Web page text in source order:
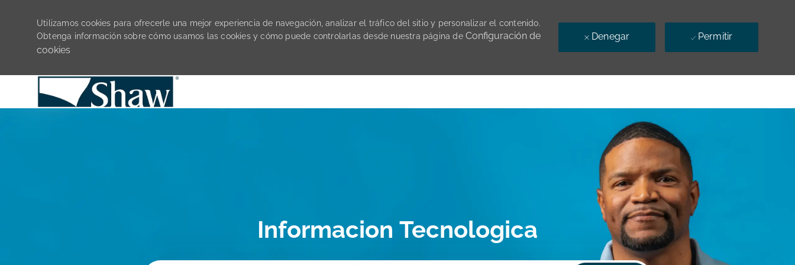
Utilizamos cookies para ofrecerle una mejor experiencia de navegación, analizar el tráfico del sitio y personalizar el contenido.
Obtenga información sobre cómo usamos las cookies y cómo puede controlarlas desde nuestra página deConfiguración de
cookies
Denegar Permitir
Informacion Tecnologica